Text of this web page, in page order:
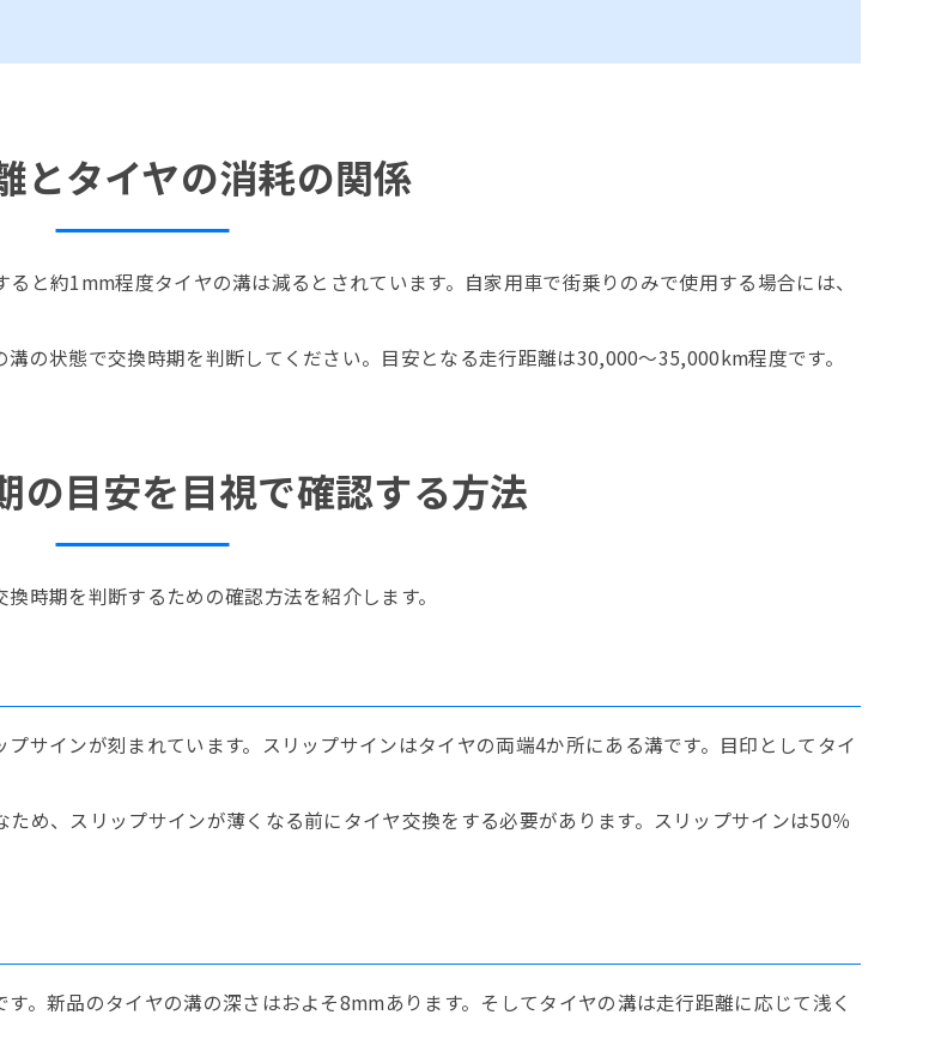
とタイヤの消耗の関係
と約1mm程度タイヤの溝は減るとされています。自家用車で街乗りのみで使用する場合には、
の状態で交換時期を判断してください。目安となる走行距離は30,000～35,000km程度です。
の目安を目視で確認する方法
時期を判断するための確認方法を紹介します。
サインが刻まれています。スリップサインはタイヤの両端4か所にある溝です。目印としてタイ
め、スリップサインが薄くなる前にタイヤ交換をする必要があります。スリップサインは50％
。新品のタイヤの溝の深さはおよそ8mmあります。そしてタイヤの溝は走行距離に応じて浅く